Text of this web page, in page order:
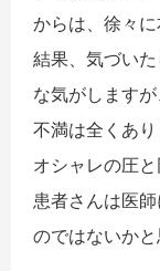
からは、徐々
結果、気づい
な気がします
不満は全くあ
オシャレの圧
患者さんは医
のではないかと